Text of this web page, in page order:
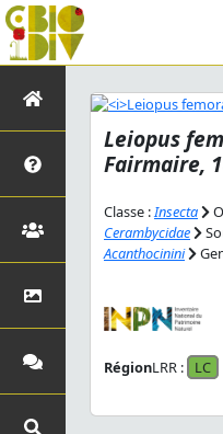
Leiopus
Fairmaire,
Classe :Insecta
Cerambycidae
Acanthocinini
RégionLRR : LC